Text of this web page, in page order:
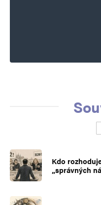
Kdo
„správných